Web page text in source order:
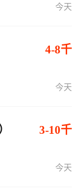
今天
4-8千
今天
3-10千
今天